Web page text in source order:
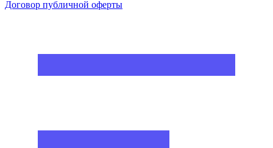
Договор публичной оферты